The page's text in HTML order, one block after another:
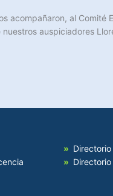
acompañaron, al Comité
auspiciadores